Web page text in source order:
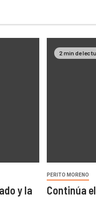
y la
2 min de
PERITO MORENO
Continúa